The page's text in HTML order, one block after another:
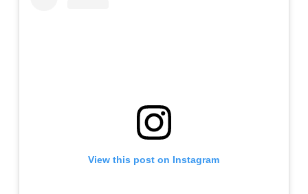
View this post on Instagram